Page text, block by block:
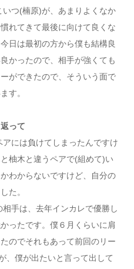
つ(楠原)が、あまりよくなか
れてきて最後に向けて良くな
日は最初の方から僕も結構良
かったので、相手が強くても
ができたので、そういう面で
す。
って
には負けてしまったんですけ
柚木と違うペアで(組めて)い
わからないですけど、自分の
た。
手は、去年インカレで優勝し
ったです。僕６月くらいに肩
のでそれもあって前回のリー
、僕が出たいと言って出して